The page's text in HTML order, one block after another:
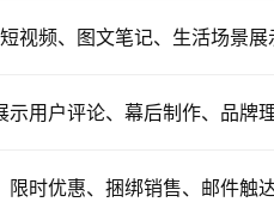
短视频、图文笔记、生活场景展
示用户评论、幕后制作、品牌
限时优惠、捆绑销售、邮件触